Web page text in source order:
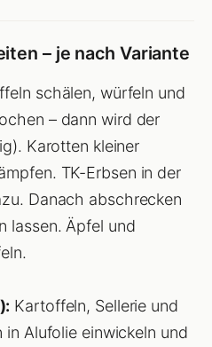
– je nach Variante
schälen, würfeln und
– dann wird der
Karotten kleiner
TK-Erbsen in der
Danach abschrecken
lassen. Äpfel und
Kartoffeln, Sellerie und
in Alufolie einwickeln und